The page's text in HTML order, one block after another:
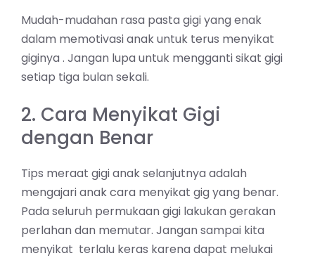
Mudah-mudahan rasa pasta gigi yang enak
dalam memotivasi anak untuk terus menyikat
giginya . Jangan lupa untuk mengganti sikat gigi
setiap tiga bulan sekali.
2. Cara Menyikat Gigi
dengan Benar
Tips meraat gigi anak selanjutnya adalah
mengajari anak cara menyikat gig yang benar.
Pada seluruh permukaan gigi lakukan gerakan
perlahan dan memutar. Jangan sampai kita
menyikat terlalu keras karena dapat melukai